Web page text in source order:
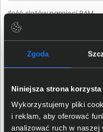
Zgoda
Niniejsza strona
Wykorzystujemy pliki
i reklam, aby oferować
analizować ruch w
Ilość slotów pamięci RAM
Ilość wolnych slotów
pamięci RAM
Możliwość rozbudowy
pamięci RAM do
Częstotliwość pamięci RAM
Technologia wykonania
pamięci RAM